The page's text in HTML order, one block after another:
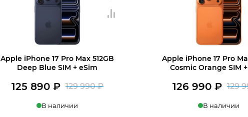
990 ₽.
Apple iPhone 17 Pro Max 512GB
Deep Blue SIM + eSim
129 990₽
Первоначальная
125 890 ₽
В наличии
Apple iPhone 17 Pro
Cosmic Orange SIM
129
126 990₽
В наличии